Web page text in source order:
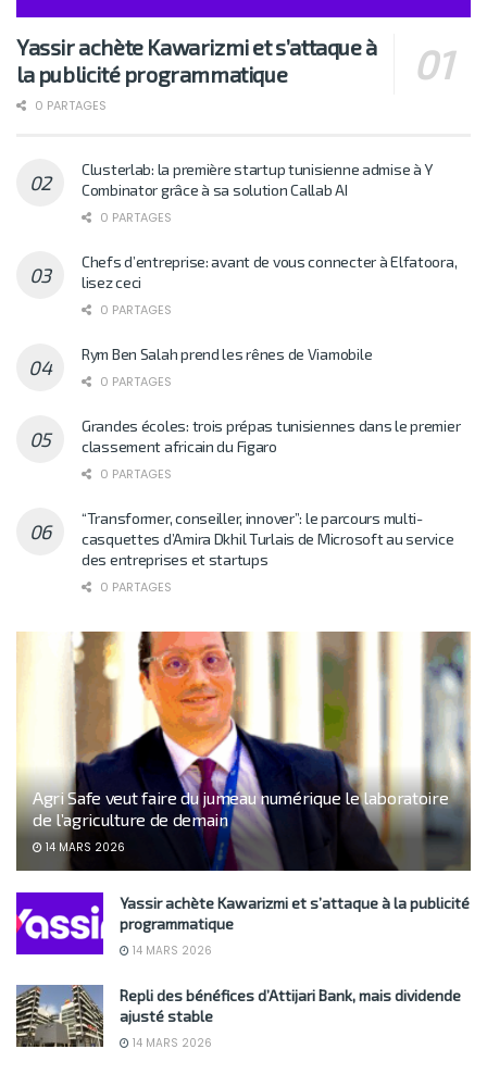
Yassir achète Kawarizmi et s’attaque à
la publicité programmatique
0 PARTAGES
Clusterlab: la première startup tunisienne admise à Y
Combinator grâce à sa solution Callab AI
0 PARTAGES
Chefs d’entreprise: avant de vous connecter à Elfatoora,
lisez ceci
0 PARTAGES
Rym Ben Salah prend les rênes de Viamobile
0 PARTAGES
Grandes écoles: trois prépas tunisiennes dans le premier
classement africain du Figaro
0 PARTAGES
“Transformer, conseiller, innover”: le parcours multi-
casquettes d’Amira Dkhil Turlais de Microsoft au service
des entreprises et startups
0 PARTAGES
Agri Safe veut faire du jumeau numérique le laboratoire
de l’agriculture de demain
14 MARS 2026
Yassir achète Kawarizmi et s’attaque à la publicité
programmatique
14 MARS 2026
Repli des bénéfices d’Attijari Bank, mais dividende
ajusté stable
14 MARS 2026